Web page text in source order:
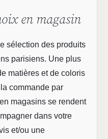
en magasin
sélection des produits
parisiens. Une plus
matières et de coloris
commande par
magasins se rendent
dans votre
et/ou une